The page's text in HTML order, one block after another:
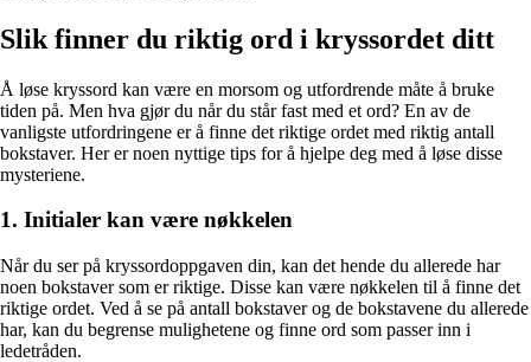
Slik finner du riktig ord i kryssordet ditt
Å løse kryssord kan være en morsom og utfordrende måte å bruke
tiden på. Men hva gjør du når du står fast med et ord? En av de
vanligste utfordringene er å finne det riktige ordet med riktig antall
bokstaver. Her er noen nyttige tips for å hjelpe deg med å løse disse
mysteriene.
1. Initialer kan være nøkkelen
Når du ser på kryssordoppgaven din, kan det hende du allerede har
noen bokstaver som er riktige. Disse kan være nøkkelen til å finne det
riktige ordet. Ved å se på antall bokstaver og de bokstavene du allerede
har, kan du begrense mulighetene og finne ord som passer inn i
ledetråden.